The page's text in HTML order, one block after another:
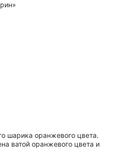
шарика оранжевого цвета.
ватой оранжевого цвета и